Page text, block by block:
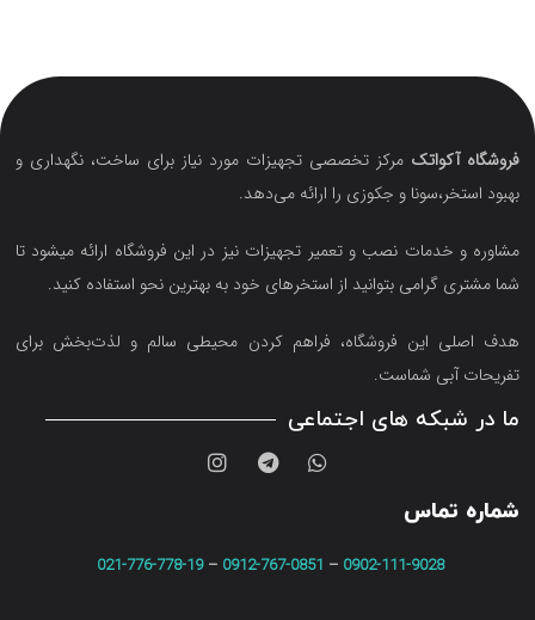
فروشگاه آکواتک مرکز تخصصی تجهیزات مورد نیاز برای ساخت، نگهداری و
بهبود استخر،سونا و جکوزی را ارائه می‌دهد.
مشاوره و خدمات نصب و تعمیر تجهیزات نیز در این فروشگاه ارائه میشود تا
شما مشتری گرامی بتوانید از استخرهای خود به بهترین نحو استفاده کنید.
هدف اصلی این فروشگاه‌، فراهم کردن محیطی سالم و لذت‌بخش برای
تفریحات آبی شماست.
ما در شبکه های اجتماعی
شماره تماس
0902-111-9028
–
0912-767-0851
–
021-776-778-19